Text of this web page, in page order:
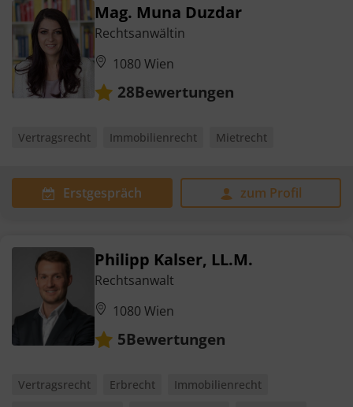
Mag. Muna Duzdar
Rechtsanwältin
1080 Wien
28Bewertungen
Vertragsrecht Immobilienrecht Mietrecht
Erstgespräch zum Profil
Philipp Kalser, LL.M.
Rechtsanwalt
1080 Wien
5Bewertungen
Vertragsrecht Erbrecht
Immobilienrecht